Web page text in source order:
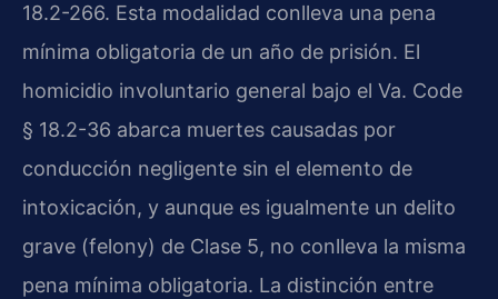
18.2-266. Esta modalidad conlleva una pena
mínima obligatoria de un año de prisión. El
homicidio involuntario general bajo el Va. Code
§ 18.2-36 abarca muertes causadas por
conducción negligente sin el elemento de
intoxicación, y aunque es igualmente un delito
grave (felony) de Clase 5, no conlleva la misma
pena mínima obligatoria. La distinción entre